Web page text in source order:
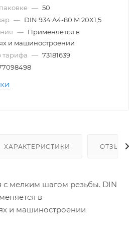
— 50
— DIN 934 A4-80 M 20X1,5
— Применяется в
и машиностроении
тарифа — 73181639
ХАРАКТЕРИСТИКИ ОТЗЫВЫ
с мелким шагом резьбы. DIN
в
и машиностроении